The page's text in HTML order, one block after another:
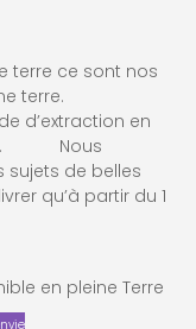
terre ce sont nos
pleine terre.
en
Nous
de belles
qu’à partir du 1
en pleine Terre